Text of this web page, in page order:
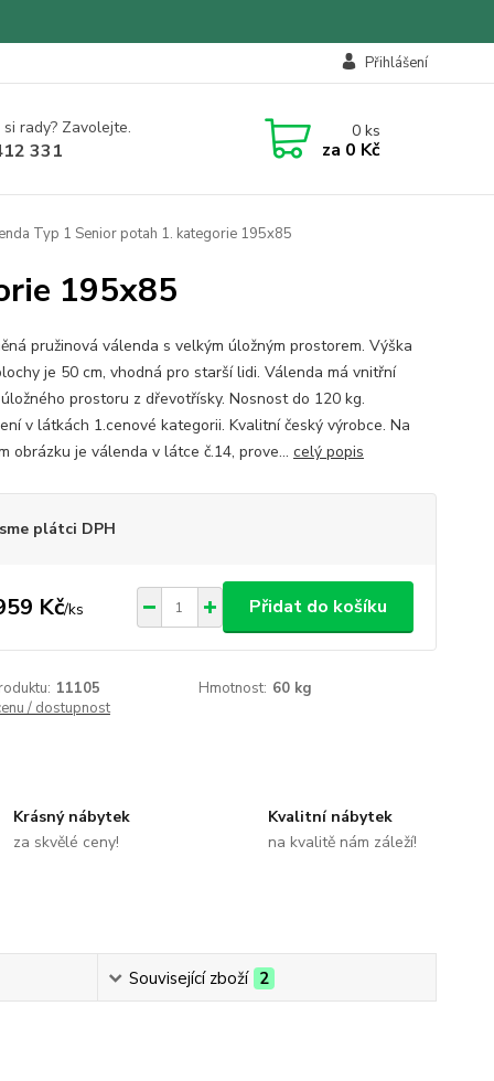
Přihlášení
rady? Zavolejte.
331
0ks
za 0 Kč
Typ 1 Senior potah 1. kategorie 195x85
195x85
pružinová válenda s velkým úložným prostorem. Výška
je 50 cm, vhodná pro starší lidi. Válenda má vnitřní
prostoru z dřevotřísky. Nosnost do 120 kg.
v látkách 1.cenové kategorii. Kvalitní český výrobce. Na
obrázku je válenda v látce č.14, prove... celý popis
plátci DPH
Kč/ks Přidat do košíku
11105 Hmotnost: 60 kg
/ dostupnost
Krásný nábytek
za skvělé ceny!
Kvalitní nábytek
na kvalitě nám záleží!
Související zboží 2